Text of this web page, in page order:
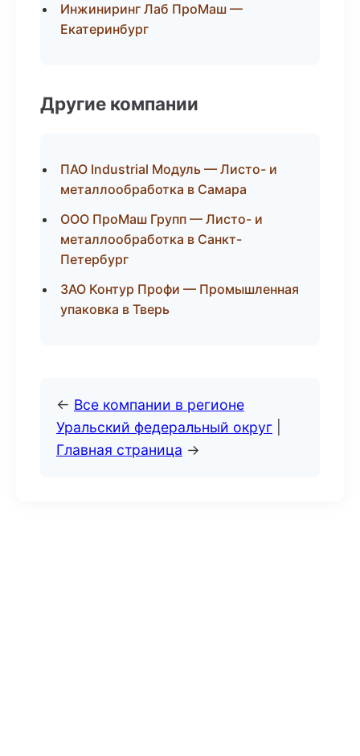
Инжиниринг Лаб ПроМаш —
Екатеринбург
Другие компании
ПАО Industrial Модуль — Листо- и
металлообработка в Самара
ООО ПроМаш Групп — Листо- и
металлообработка в Санкт-
Петербург
ЗАО Контур Профи — Промышленная
упаковка в Тверь
← Все компании в регионе
Уральский федеральный округ
Главная страница →